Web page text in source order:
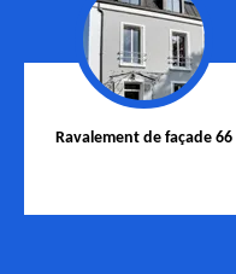
Ravalement de façade 66